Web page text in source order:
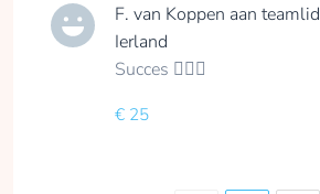
F. van Koppen aan teamlid
Ierland
Succes 🚴🏼‍♀️
€ 25